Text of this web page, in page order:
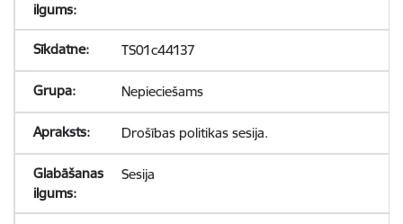
TS01c44137
Nepieciešams
Drošības politikas sesija.
Sesija